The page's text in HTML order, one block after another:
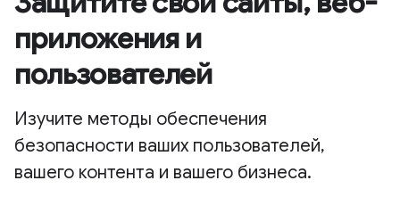
приложения и
пользователей
Изучите методы обеспечения
безопасности ваших пользователей,
вашего контента и вашего бизнеса.